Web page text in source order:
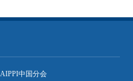
AIPPI中国分会